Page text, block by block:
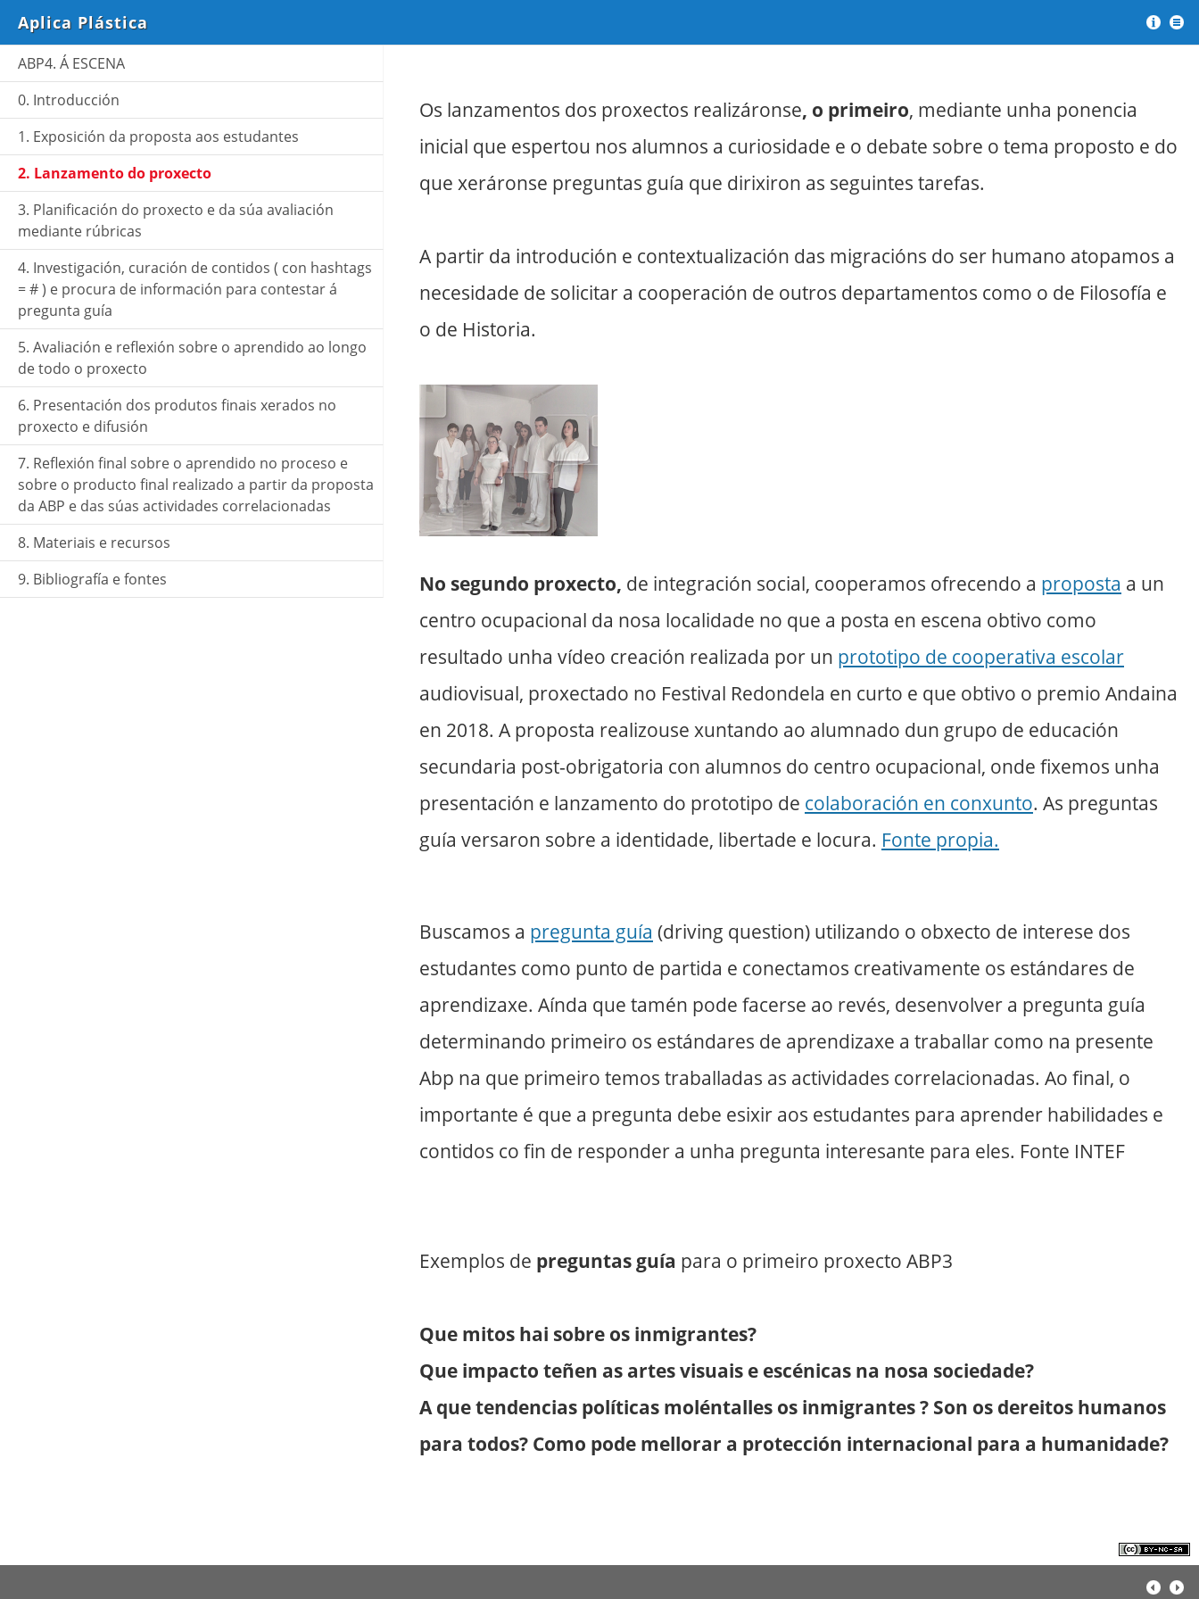
Aplica Plástica ?
ABP4. Á ESCENA
0. Introducción
1. Exposición da proposta aos estudantes
2. Lanzamento do proxecto
3. Planificación do proxecto e da súa avaliación
mediante rúbricas
4. Investigación, curación de contidos ( con hashtags
= # ) e procura de información para contestar á
pregunta guía
5. Avaliación e reflexión sobre o aprendido ao longo
de todo o proxecto
6. Presentación dos produtos finais xerados no
proxecto e difusión
7. Reflexión final sobre o aprendido no proceso e
sobre o producto final realizado a partir da proposta
da ABP e das súas actividades correlacionadas
8. Materiais e recursos
9. Bibliografía e fontes
2. Lanzamento do proxecto
Os lanzamentos dos proxectos realizáronse, o primeiro, mediante unha ponencia
inicial que espertou nos alumnos a curiosidade e o debate sobre o tema proposto e do
que xeráronse preguntas guía que dirixiron as seguintes tarefas.
A partir da introdución e contextualización das migracións do ser humano atopamos a
necesidade de solicitar a cooperación de outros departamentos como o de Filosofía e
o de Historia.
No segundo proxecto, de integración social, cooperamos ofrecendo a proposta a un
centro ocupacional da nosa localidade no que a posta en escena obtivo como
resultado unha vídeo creación realizada por un prototipo de cooperativa escolar
audiovisual, proxectado no Festival Redondela en curto e que obtivo o premio Andaina
en 2018. A proposta realizouse xuntando ao alumnado dun grupo de educación
secundaria post-obrigatoria con alumnos do centro ocupacional, onde fixemos unha
presentación e lanzamento do prototipo de colaboración en conxunto. As preguntas
guía versaron sobre a identidade, libertade e locura. Fonte propia.
Buscamos a pregunta guía (driving question) utilizando o obxecto de interese dos
estudantes como punto de partida e conectamos creativamente os estándares de
aprendizaxe. Aínda que tamén pode facerse ao revés, desenvolver a pregunta guía
determinando primeiro os estándares de aprendizaxe a traballar como na presente
Abp na que primeiro temos traballadas as actividades correlacionadas. Ao final, o
importante é que a pregunta debe esixir aos estudantes para aprender habilidades e
contidos co fin de responder a unha pregunta interesante para eles. Fonte INTEF
Exemplos de preguntas guía para o primeiro proxecto ABP3
Que mitos hai sobre os inmigrantes?
Que impacto teñen as artes visuais e escénicas na nosa sociedade?
A que tendencias políticas moléntalles os inmigrantes ? Son os dereitos humanos
para todos? Como pode mellorar a protección internacional para a humanidade?
Licenciado